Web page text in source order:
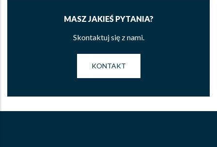
MASZ JAKIEŚ PYTANIA?
Skontaktuj się z nami.
KONTAKT